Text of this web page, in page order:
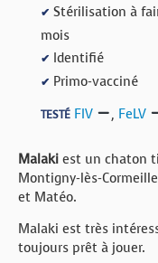
✔ Stérilisation à
mois
✔ Identifié
✔ Primo-vacciné
TESTÉ FIV , FeLV
Malaki est un chaton
Montigny-lès-
et Matéo.
Malaki est très
toujours prêt à jouer.